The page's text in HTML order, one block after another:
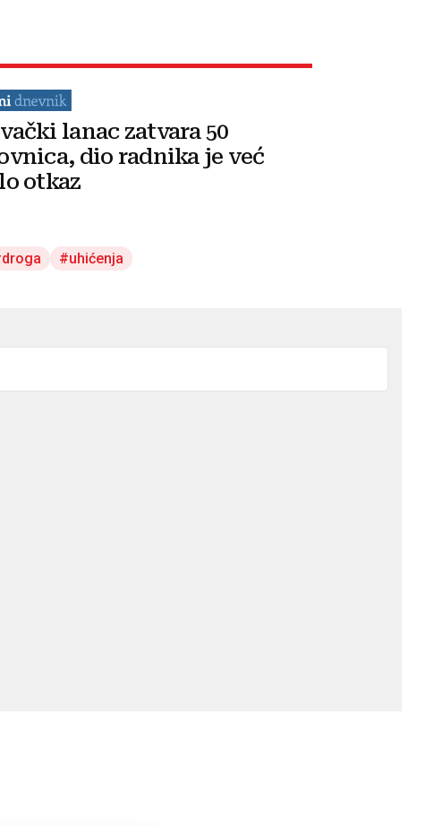
lanac zatvara 50
dio radnika je već
otkaz
droga uhićenja